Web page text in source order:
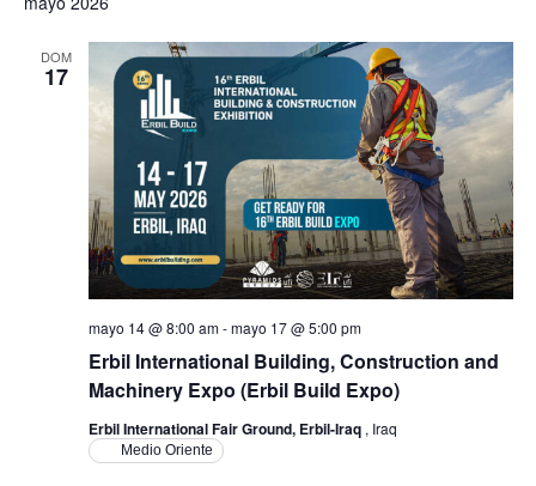
vistas
de
fecha.
DOM
17
Erbil International Building, Construction and
Machinery Expo (Erbil Build Expo)
mayo 14 @ 8:00 am-mayo 17 @ 5:00 pm
Erbil International Fair Ground, Erbil-Iraq , Iraq
Medio Oriente